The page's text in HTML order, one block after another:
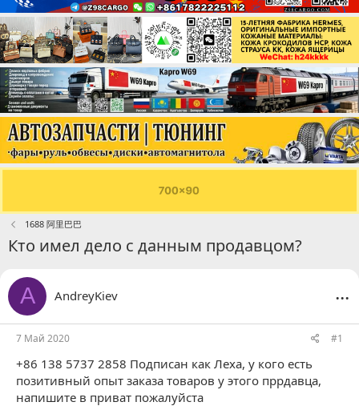
1688 阿里巴巴
Кто имел дело с данным продавцом?
A AndreyKiev ...
7 Май 2020 #1
+86 138 5737 2858 Подписан как Леха, у кого есть
позитивный опыт заказа товаров у этого пррдавца,
напишите в приват пожалуйста